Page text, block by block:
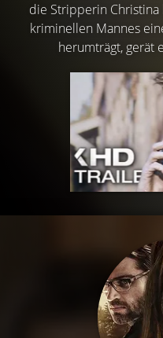
die Stripperin
kriminellen Mannes
herumträgt, gerät